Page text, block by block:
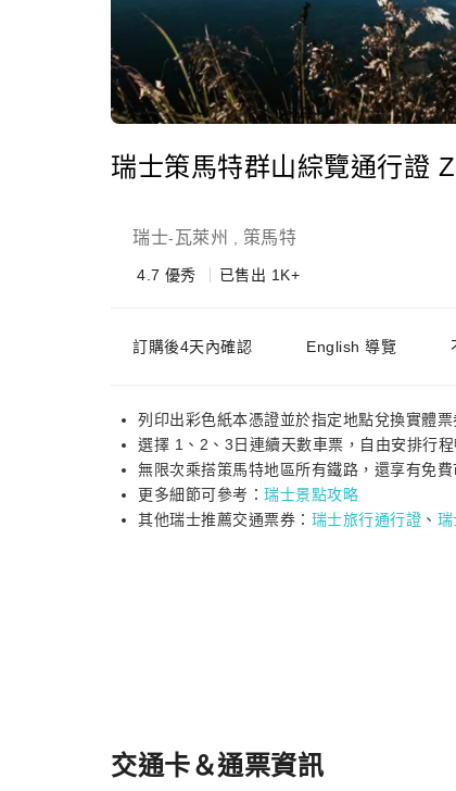
瑞士策馬特群山綜覽通行證
瑞士- 瓦萊州 策馬特
4.7 優秀 已售出 1K+
訂購後4天內確認 English 導覽
列印出彩色紙本憑證並於指定地點兌換實體
選擇 1、2、3日連續天數車票，自由安排行
無限次乘搭策馬特地區所有鐵路，還享有免
更多細節可參考： 瑞士景點攻略
其他瑞士推薦交通票券： 瑞士旅行通行證 、 瑞
交通卡＆通票資訊